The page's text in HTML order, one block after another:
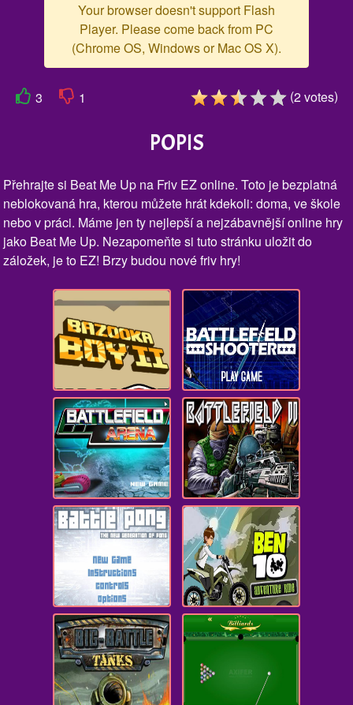
Your browser doesn't support Flash
Player. Please come back from PC
(Chrome OS, Windows or Mac OS X).
3 1 (2votes)
POPIS
Přehrajte si Beat Me Up na Friv EZ online. Toto je bezplatná
neblokovaná hra, kterou můžete hrát kdekoli: doma, ve škole
nebo v práci. Máme jen ty nejlepší a nejzábavnější online hry
jako Beat Me Up. Nezapomeňte si tuto stránku uložit do
záložek, je to EZ! Brzy budou nové friv hry!